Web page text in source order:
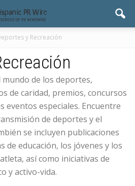
y Recreación
de los deportes,
de caridad, premios, concursos
eventos especiales. Encuentre
de deportes y el
se incluyen publicaciones
de educación, los jóvenes y los
así como iniciativas de
y activo-vida.